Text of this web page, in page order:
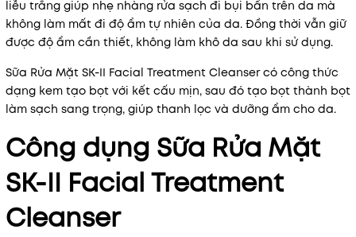
liễu trắng giúp nhẹ nhàng rửa sạch đi bụi bẩn trên da mà
không làm mất đi độ ẩm tự nhiên của da. Đồng thời vẫn giữ
được độ ẩm cần thiết, không làm khô da sau khi sử dụng.
Sữa Rửa Mặt SK-II Facial Treatment Cleanser có công thức
dạng kem tạo bọt với kết cấu mịn, sau đó tạo bọt thành bọt
làm sạch sang trọng, giúp thanh lọc và dưỡng ẩm cho da.
Công dụng Sữa Rửa Mặt
SK-II Facial Treatment
Cleanser